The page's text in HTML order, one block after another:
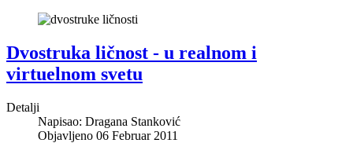
Dvostruka ličnost - u realnom i
virtuelnom svetu
Detalji
Napisao: Dragana Stanković
Objavljeno 06 Februar 2011